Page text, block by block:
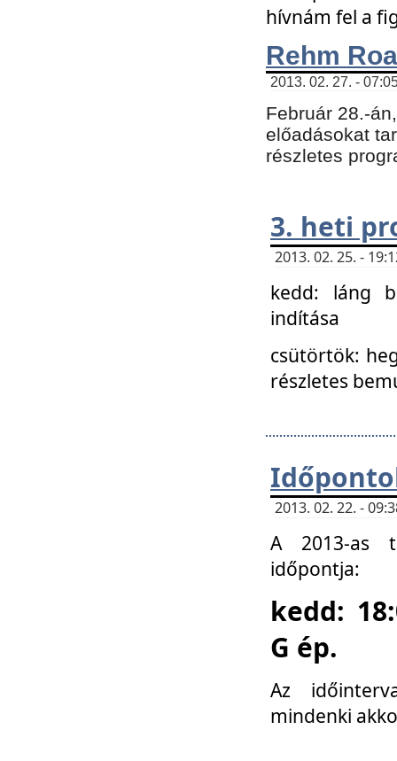
hívnám fel a
Rehm
2013. 02. 27. -
Február 28.-
előadásokat
részletes
3. heti
2013. 02. 25. -
kedd: láng
indítása
csütörtök:
részletes
2013. 02. 22. -
A 2013-as
időpontja:
kedd:
G ép.
Az
mindenki